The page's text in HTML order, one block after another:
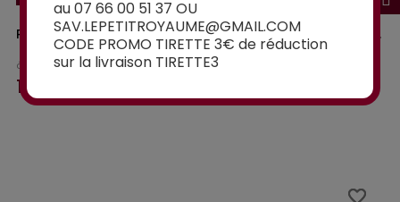
ROULETTES DOUBLES SK01 POUR VALISES RIGIDES À 4...
à partir de
15,00€
favorite_border
favorite_border
au 07 66 00 51 37 OU
SAV.LEPETITROYAUME@GMAIL.COM
CODE PROMO TIRETTE 3€ de réduction
sur la livraison TIRETTE3